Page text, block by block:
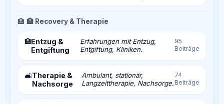
🏥 🏥 Recovery & Therapie
🏥Entzug &
Entgiftung
Erfahrungen mit Entzug,
Entgiftung, Kliniken.
95
Beiträge
🛋️Therapie &
Nachsorge
Ambulant, stationär,
Langzeittherapie, Nachsorge.
74
Beiträge